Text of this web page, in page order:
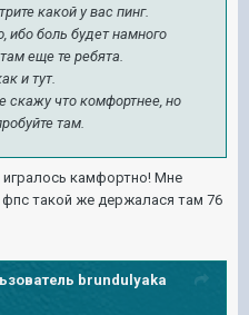
какой у вас пинг.
ибо боль будет намного
еще те ребята.
и тут.
скажу что комфортнее, но
там.
игралось камфортно! Мне
такой же держалася там 76
brundulyaka